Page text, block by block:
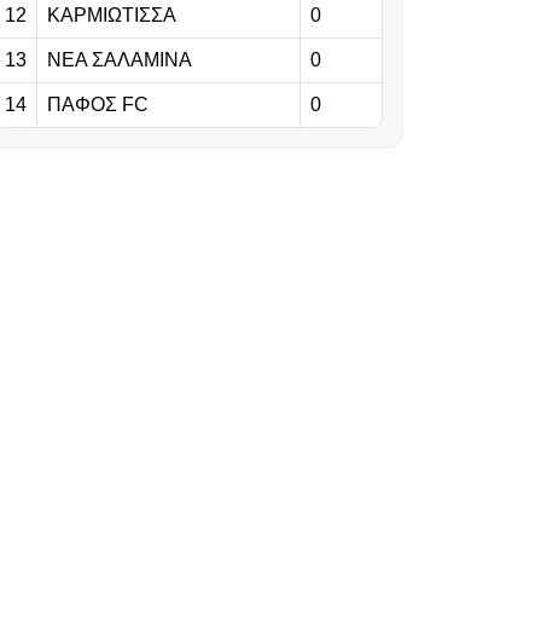
«Ελπίζουμε σε
οριστική λύση με
Λιασή - Δεν
12 ΚΑΡΜΙΩΤΙΣΣΑ 0
13 ΝΕΑ ΣΑΛΑΜΙΝΑ 0
14 ΠΑΦΟΣ FC 0